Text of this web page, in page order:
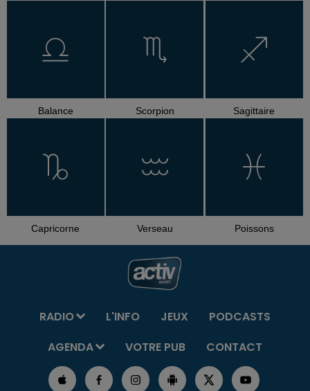
Balance Scorpion Sagittaire
Capricorne Verseau Poissons
RADIO L'INFO JEUX
PODCASTS
AGENDA
VOTRE PUB CONTACT